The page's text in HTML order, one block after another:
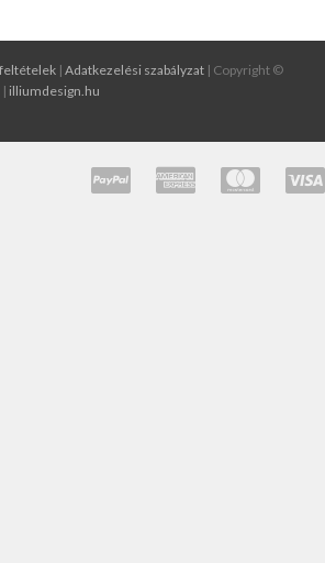
| Adatkezelési szabályzat | Copyright ©
| illiumdesign.hu